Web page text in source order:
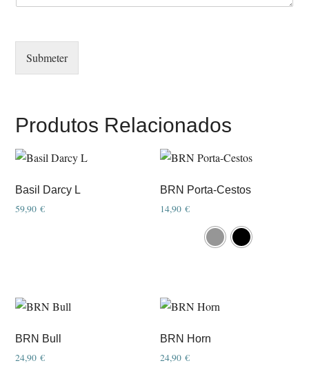
Submeter
Produtos Relacionados
Basil Darcy L
59,90€
BRN Porta-Cestos
14,90€
variants.
options
may
BRN Bull
24,90€
BRN Horn
24,90€